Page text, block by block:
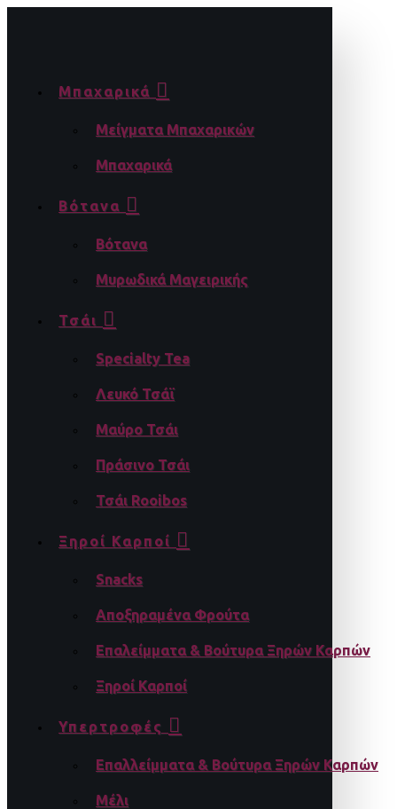
Μπαχαρικά
Μείγματα Μπαχαρικών
Μπαχαρικά
Βότανα
Βότανα
Μυρωδικά Μαγειρικής
Τσάι
Specialty Tea
Λευκό Τσάϊ
Μαύρο Τσάι
Πράσινο Τσάι
Τσάι Rooibos
Ξηροί Καρποί
Snacks
Αποξηραμένα Φρούτα
Επαλείμματα & Βούτυρα Ξηρών Καρπών
Ξηροί Καρποί
Υπερτροφές
Επαλλείμματα & Βούτυρα Ξηρών Καρπών
Μέλι